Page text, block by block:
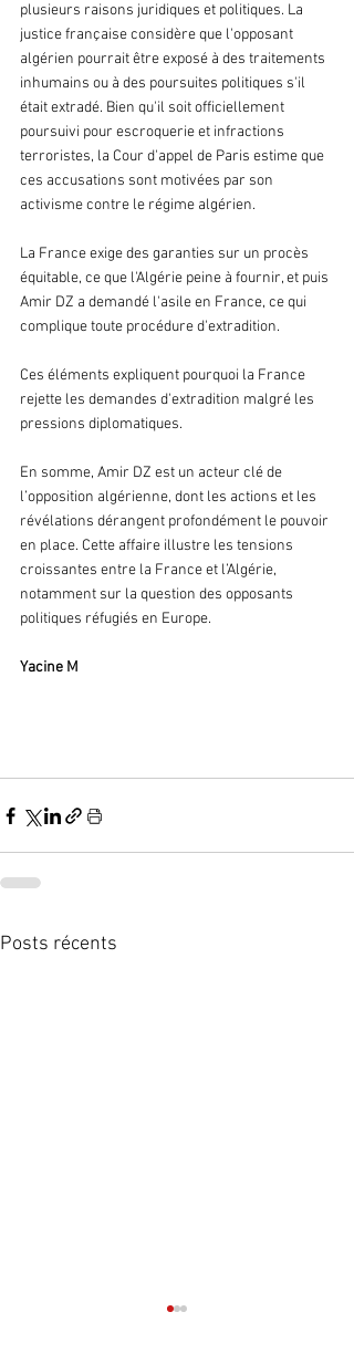
plusieurs raisons juridiques et politiques. La
justice française considère que l'opposant
algérien pourrait être exposé à des traitements
inhumains ou à des poursuites politiques s'il
était extradé. Bien qu'il soit officiellement
poursuivi pour escroquerie et infractions
terroristes, la Cour d'appel de Paris estime que
ces accusations sont motivées par son
activisme contre le régime algérien.
La France exige des garanties sur un procès
équitable, ce que l'Algérie peine à fournir, et puis
Amir DZ a demandé l'asile en France, ce qui
complique toute procédure d'extradition.
Ces éléments expliquent pourquoi la France
rejette les demandes d'extradition malgré les
pressions diplomatiques.
En somme, Amir DZ est un acteur clé de
l’opposition algérienne, dont les actions et les
révélations dérangent profondément le pouvoir
en place. Cette affaire illustre les tensions
croissantes entre la France et l’Algérie,
notamment sur la question des opposants
politiques réfugiés en Europe.
Yacine M
Posts récents